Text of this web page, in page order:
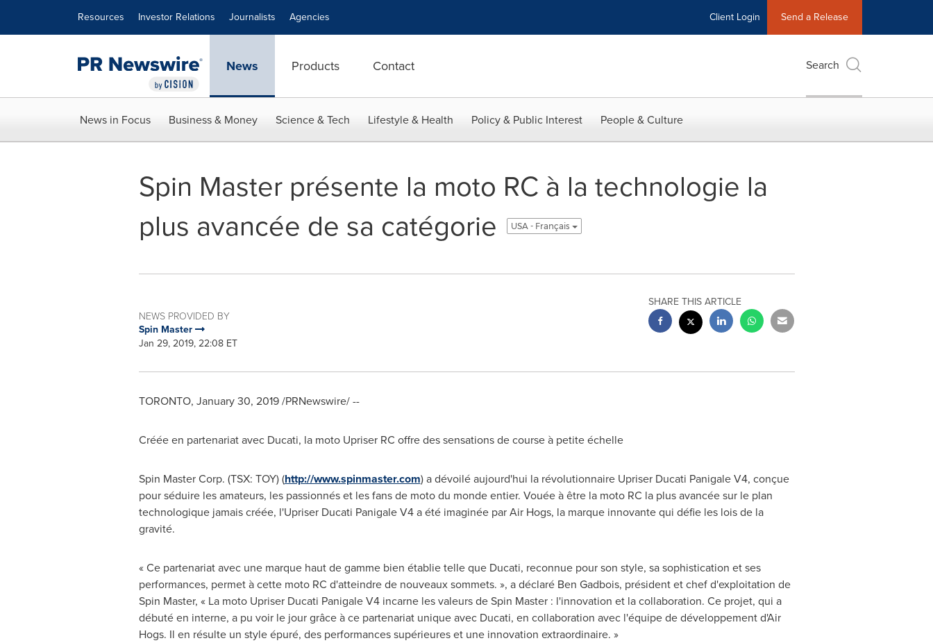
Resources Investor Relations Journalists Agencies Client Login Send a Release
News Products Contact Search
News in Focus Business & Money Science & Tech Lifestyle & Health Policy & Public Interest People & Culture
Spin Master présente la moto RC à la technologie la
plus avancée de sa catégorie
USA - Français
NEWS PROVIDED BY
Spin Master
Jan 29, 2019, 22:08 ET
SHARE THIS ARTICLE
TORONTO, January 30, 2019/PRNewswire/ --
Créée en partenariat avec Ducati, la moto Upriser RC offre des sensations de course à petite échelle
Spin Master Corp. (TSX: TOY) (http://www.spinmaster.com) a dévoilé aujourd'hui la révolutionnaire Upriser Ducati Panigale V4, conçue
pour séduire les amateurs, les passionnés et les fans de moto du monde entier. Vouée à être la moto RC la plus avancée sur le plan
technologique jamais créée, l'Upriser Ducati Panigale V4 a été imaginée par Air Hogs, la marque innovante qui défie les lois de la
gravité.
« Ce partenariat avec une marque haut de gamme bien établie telle que Ducati, reconnue pour son style, sa sophistication et ses
performances, permet à cette moto RC d'atteindre de nouveaux sommets. », a déclaré Ben Gadbois, président et chef d'exploitation de
Spin Master, « La moto Upriser Ducati Panigale V4 incarne les valeurs de Spin Master : l'innovation et la collaboration. Ce projet, qui a
débuté en interne, a pu voir le jour grâce à ce partenariat unique avec Ducati, en collaboration avec l'équipe de développement d'Air
Hogs. Il en résulte un style épuré, des performances supérieures et une innovation extraordinaire. »